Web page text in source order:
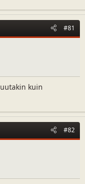
#81
kuin
#82